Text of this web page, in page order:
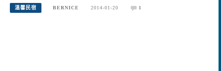
溫馨民宿 BERNICE 2014-01-20 1